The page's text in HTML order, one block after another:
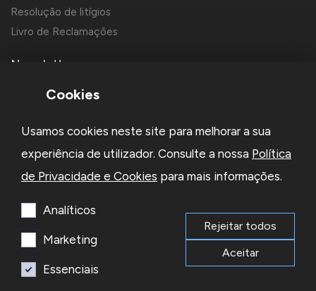
Resolução de litígios
Livro de Reclamações
Newsletter
Li e aceito aPolítica de Privacidadee os Termos e Condições
Subscrever
Cookies
Usamos cookies neste site para melhorar a sua
experiência de utilizador. Consulte a nossa Política
de Privacidade e Cookies para mais informações.
Analíticos
Marketing
Essenciais
Rejeitar todos
Aceitar